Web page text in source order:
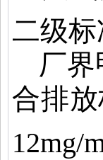
二级
厂
合排
12mg/